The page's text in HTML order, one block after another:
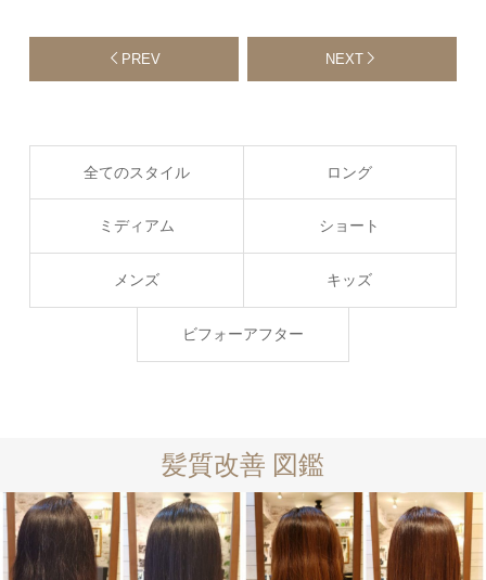
PREV NEXT
全てのスタイル ロング
ミディアム ショート
メンズ キッズ
ビフォーアフター
髪質改善 図鑑